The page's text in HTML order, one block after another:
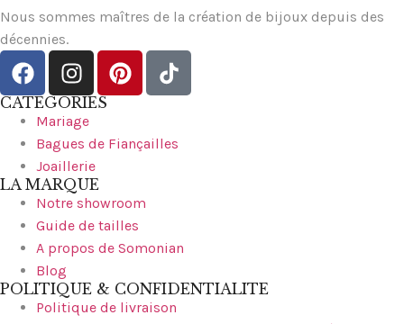
Nous sommes maîtres de la création de bijoux depuis des
décennies.
CATEGORIES
Mariage
Bagues de Fiançailles
Joaillerie
LA MARQUE
Notre showroom
Guide de tailles
A propos de Somonian
Blog
POLITIQUE & CONFIDENTIALITE
Politique de livraison